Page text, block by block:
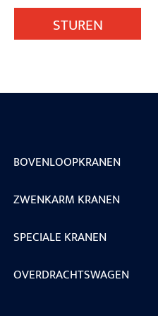
STUREN
BOVENLOOPKRANEN
ZWENKARM KRANEN
SPECIALE KRANEN
OVERDRACHTSWAGEN